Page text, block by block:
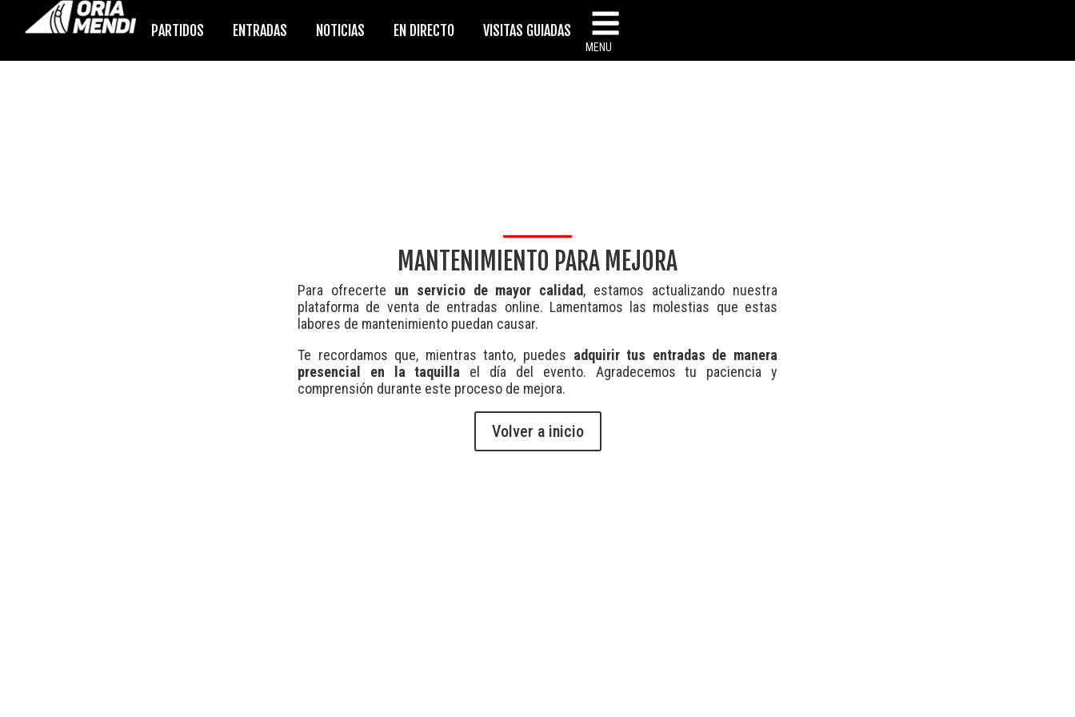
PARTIDOS ENTRADAS NOTICIAS EN DIRECTO VISITAS GUIADAS
MENU
MANTENIMIENTO PARA MEJORA
Para ofrecerte un servicio de mayor calidad, estamos actualizando nuestra
plataforma de venta de entradas online. Lamentamos las molestias que estas
labores de mantenimiento puedan causar.
Te recordamos que, mientras tanto, puedes adquirir tus entradas de manera
presencial en la taquilla el día del evento. Agradecemos tu paciencia y
comprensión durante este proceso de mejora.
Volver a inicio